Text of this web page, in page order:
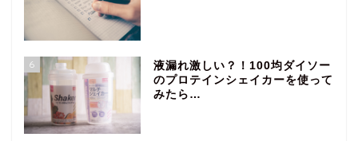
6
液漏れ激しい？！100均ダイソー
のプロテインシェイカーを使って
みたら…